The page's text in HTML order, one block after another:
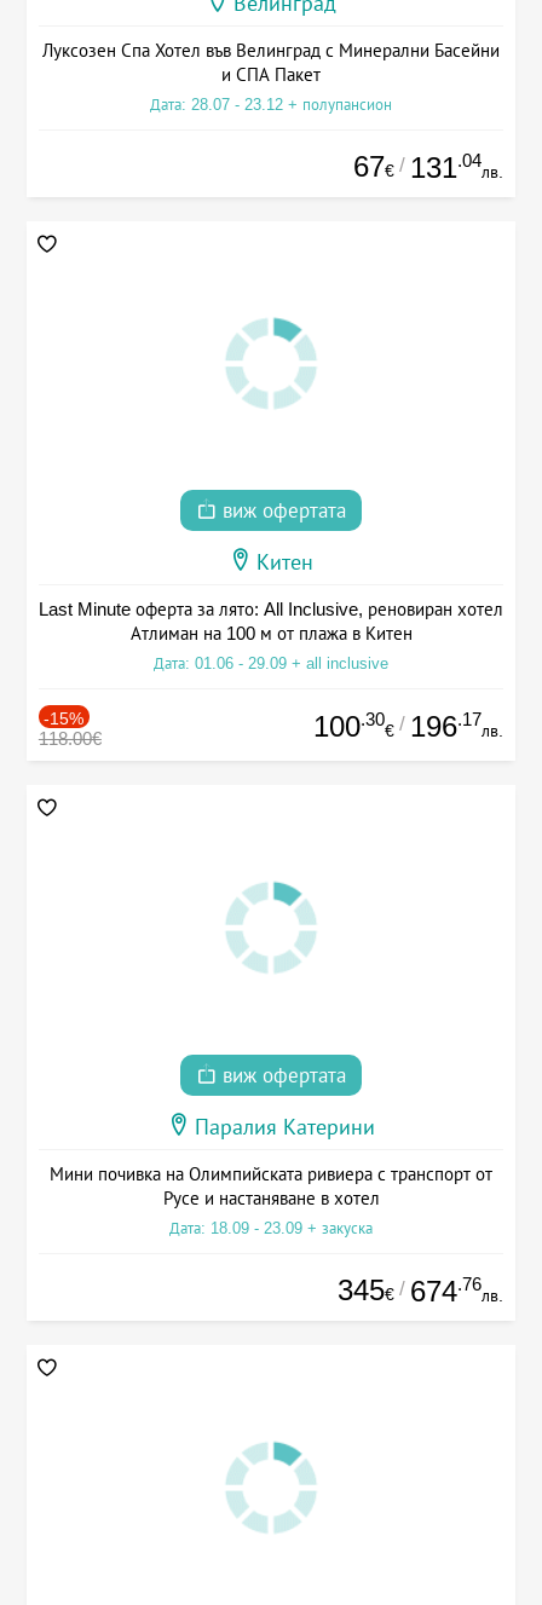
Луксозен Спа Хотел във Велинград с Минерални Басейни
и СПА Пакет
Дата: 28.07 - 23.12 + полупансион
67€ / 131.04
лв.
виж офертата
Китен
Last Minute оферта за лято: All Inclusive, реновиран хотел
Атлиман на 100 м от плажа в Китен
Дата: 01.06 - 29.09 + all inclusive
-15%
118.00€ 100.30
€ / 196.17
лв.
виж офертата
Паралия Катерини
Мини почивка на Олимпийската ривиера с транспорт от
Русе и настаняване в хотел
Дата: 18.09 - 23.09 + закуска
345€ / 674.76
лв.